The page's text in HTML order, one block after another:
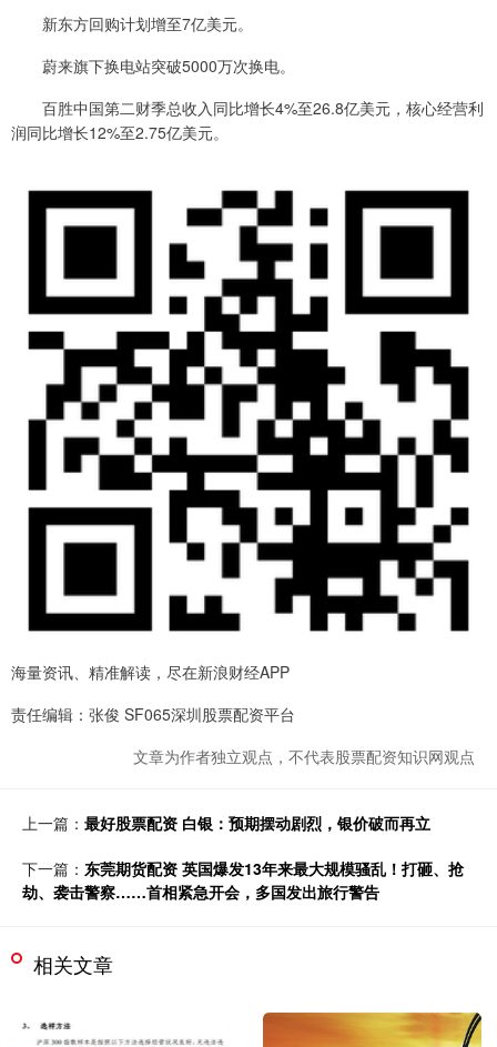
新东方回购计划增至7亿美元。
蔚来旗下换电站突破5000万次换电。
百胜中国第二财季总收入同比增长4%至26.8亿美元，核心经营利
润同比增长12%至2.75亿美元。
海量资讯、精准解读，尽在新浪财经APP
责任编辑：张俊 SF065深圳股票配资平台
文章为作者独立观点，不代表股票配资知识网观点
上一篇： 最好股票配资 白银：预期摆动剧烈，银价破而再立
下一篇： 东莞期货配资 英国爆发13年来最大规模骚乱！打砸、抢
劫、袭击警察……首相紧急开会，多国发出旅行警告
相关文章